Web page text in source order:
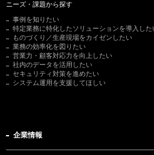
ニーズ・課題から探す
事例を知りたい
特定業務に特化したソリューションを導入した
ものづくり／生産現場をカイゼンしたい
業務の効率化を図りたい
営業力・顧客対応力を向上したい
社内のデータを活用したい
セキュリティ対策を進めたい
システム運用を支援してほしい
企業情報